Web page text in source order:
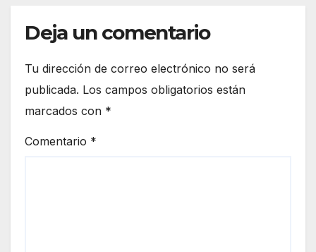
Deja un comentario
Tu dirección de correo electrónico no será
publicada. Los campos obligatorios están
marcados con *
Comentario *